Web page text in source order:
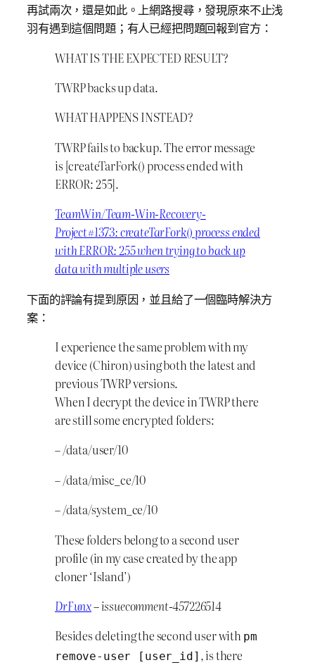
再試兩次，還是如此。上網路搜尋，發現原來不止浅
羽有遇到這個問題；有人已經把問題回報到官方：
WHAT IS THE EXPECTED RESULT?
TWRP backs up data.
WHAT HAPPENS INSTEAD?
TWRP fails to backup. The error message
is [createTarFork() process ended with
ERROR: 255].
TeamWin/Team-Win-Recovery-
Project#1373: createTarFork() process ended
with ERROR: 255 when trying to back up
data with multiple users
下面的評論有提到原因，並且給了一個臨時解決方
案：
I experience the same problem with my
device (Chiron) using both the latest and
previous TWRP versions.
When I decrypt the device in TWRP there
are still some encrypted folders:
– /data/user/10
– /data/misc_ce/10
– /data/system_ce/10
These folders belong to a second user
profile (in my case created by the app
cloner ‘Island’)
DrFunx– issuecomment-457226514
Besides deleting the second user with pm
remove-user [user_id] , is there